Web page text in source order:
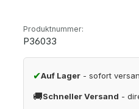
Produktnummer:
P36033
✔Auf Lager - sofort
🚚Schneller Versand -